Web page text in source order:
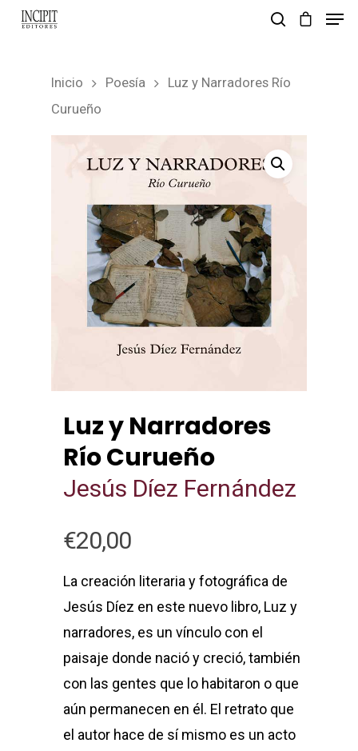
Inicio Poesía
Luz y Narradores Río
Curueño
Luz y Narradores
Río Curueño
Jesús Díez Fernández
€20,00
La creación literaria y fotográfica de
Jesús Díez en este nuevo libro, Luz y
narradores, es un vínculo con el
paisaje donde nació y creció, también
con las gentes que lo habitaron o que
aún permanecen en él. El retrato que
el autor hace de sí mismo es un acto